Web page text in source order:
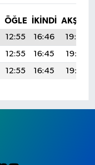
ÖĞLE İKINDI
AKŞAM
12:55 16:46
19:59
12:55 16:45
19:57
12:55 16:45 19:56